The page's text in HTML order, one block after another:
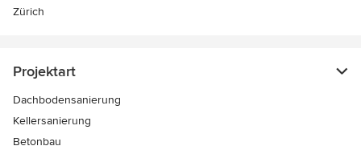
Zürich
Projektart
Dachbodensanierung
Kellersanierung
Betonbau